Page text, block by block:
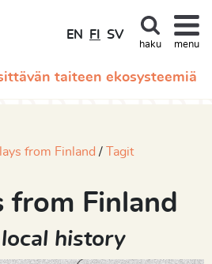
taiteen ekosysteemiä
EN FI SV
haku menu
from Finland Tagit
from Finland
local history